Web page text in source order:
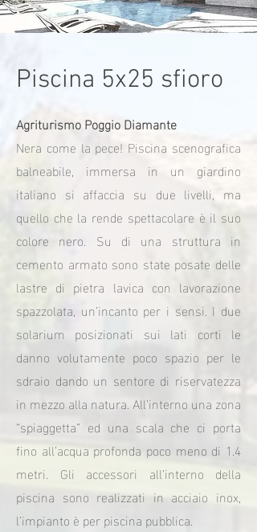
Piscina 5x25 sfioro
Agriturismo Poggio Diamante
Nera come la pece! Piscina scenografica
balneabile, immersa in un giardino
italiano si affaccia su due livelli, ma
quello che la rende spettacolare è il suo
colore nero. Su di una struttura in
cemento armato sono state posate delle
lastre di pietra lavica con lavorazione
spazzolata, un’incanto per i sensi. I due
solarium posizionati sui lati corti le
danno volutamente poco spazio per le
sdraio dando un sentore di riservatezza
in mezzo alla natura. All’interno una zona
“spiaggetta” ed una scala che ci porta
fino all’acqua profonda poco meno di 1.4
metri. Gli accessori all’interno della
piscina sono realizzati in acciaio inox,
l’impianto è per piscina pubblica.